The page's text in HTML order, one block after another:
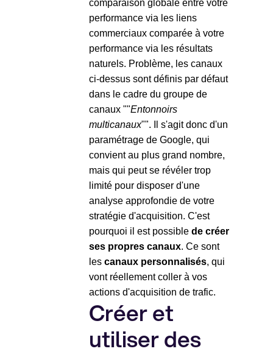
comparaison globale entre votre
performance via les liens
commerciaux comparée à votre
performance via les résultats
naturels. Problème, les canaux
ci-dessus sont définis par défaut
dans le cadre du groupe de
canaux ""Entonnoirs
multicanaux"". Il s'agit donc d'un
paramétrage de Google, qui
convient au plus grand nombre,
mais qui peut se révéler trop
limité pour disposer d'une
analyse approfondie de votre
stratégie d'acquisition. C'est
pourquoi il est possible de créer
ses propres canaux. Ce sont
les canaux personnalisés, qui
vont réellement coller à vos
actions d'acquisition de trafic.
Créer et
utiliser des